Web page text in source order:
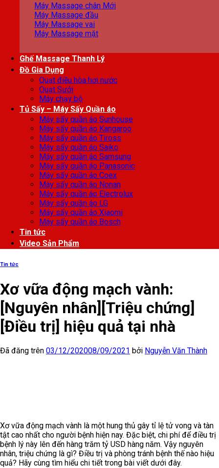
Máy Massage chân
Máy Massage đầu
Máy Massage vai
Máy Massage mặt
Ghế Massage Thanh Lý
Đồ Gia Dụng
Quạt điều hòa hơi nước
Quạt Sưởi
Máy chạy bộ
Tủ Sấy – Máy Sấy Quần áo
Máy sấy quần áo Sunhouse
Máy sấy quần áo Kangaroo
Máy sấy quần áo Tiross
Máy sấy quần áo Saiko
Máy sấy quần áo Samsung
Máy sấy quần áo Panasonic
Máy sấy quần áo Coex
Máy sấy quần áo Nonan
Máy sấy quần áo Electrolux
Máy sấy quần áo LG
Máy sấy quần áo Xiaomi
Máy sấy quần áo Bosch
Tin tức
Video Sản Phẩm
Tin tức
Xơ vữa động mạch vành:
[Nguyên nhân][Triệu chứng]
[Điều trị] hiệu quả tại nhà
Đã đăng trên 03/12/202008/09/2021 bởi Nguyễn Văn Thành
Xơ vữa động mạch vành là một hung thủ gây tỉ lệ tử vong và tàn
tật cao nhất cho người bệnh hiện nay. Đặc biệt, chi phí để điều trị
bệnh lý này lên đến hàng trăm tỷ USD hàng năm. Vậy nguyên
nhân, triệu chứng là gì? Điều trị và phòng tránh bệnh thế nào hiệu
quả? Hãy cùng tìm hiểu chi tiết trong bài viết dưới đây.